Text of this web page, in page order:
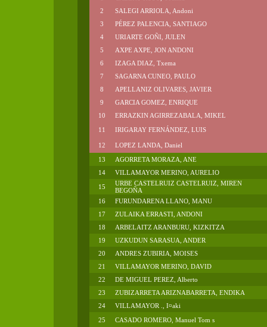
2
SALEGI ARRIOLA, Andoni
3
PÉREZ PALENCIA, SANTIAGO
4
URIARTE GOÑI, JULEN
5
AXPE AXPE, JON ANDONI
6
IZAGA DIAZ, Txema
7
SAGARNA CUNEO, PAULO
8
APELLANIZ OLIVARES, JAVIER
9
GARCIA GOMEZ, ENRIQUE
10
ERRAZKIN AGIRREZABALA, MIKEL
11
IRIGARAY FERNÁNDEZ, LUIS
12
LOPEZ LANDA, Daniel
13
AGORRETA MORAZA, ANE
14
VILLAMAYOR MERINO, AURELIO
15
URBE CASTELRUIZ CASTELRUIZ, MIREN
BEGOÑA
16
FURUNDARENA LLANO, MANU
17
ZULAIKA ERRASTI, ANDONI
18
ARBELAITZ ARANBURU, KIZKITZA
19
UZKUDUN SARASUA, ANDER
20
ANDRES ZUBIRIA, MOISES
21
VILLAMAYOR MERINO, DAVID
22
DE MIGUEL PEREZ, Alberto
23
ZUBIZARRETA ARIZNABARRETA, ENDIKA
24
VILLAMAYOR ., I¤aki
25
CASADO ROMERO, Manuel Tom s